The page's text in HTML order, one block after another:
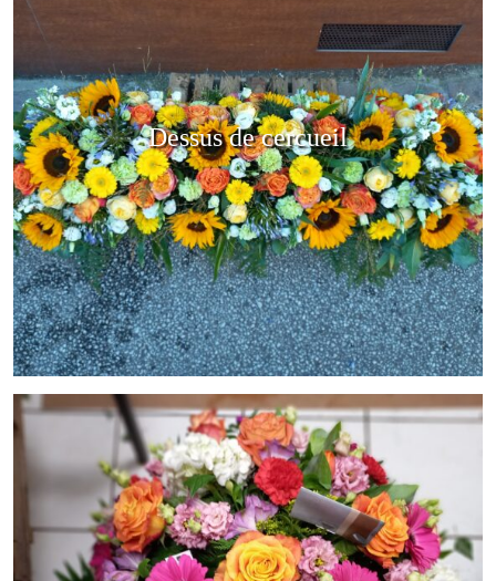
Dessus de cercueil